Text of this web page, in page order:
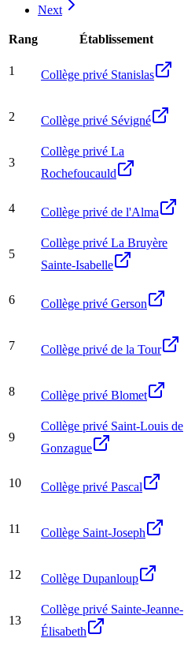
Next
Rang Établissement
1 Collège privé Stanislas
2 Collège privé Sévigné
3
Collège privé La
Rochefoucauld
4 Collège privé de l'Alma
5
Collège privé La Bruyère
Sainte-Isabelle
6 Collège privé Gerson
7 Collège privé de la Tour
8 Collège privé Blomet
9
Collège privé Saint-Louis de
Gonzague
10 Collège privé Pascal
11 Collège Saint-Joseph
12 Collège Dupanloup
13
Collège privé Sainte-Jeanne-
Élisabeth